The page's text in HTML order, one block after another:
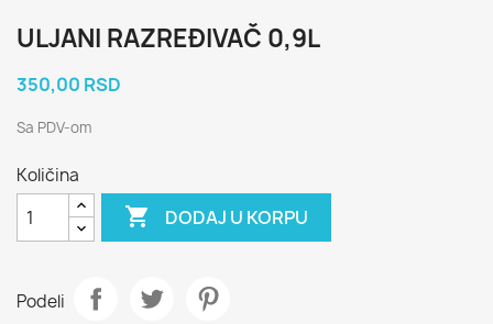
ULJANI RAZREĐIVAČ 0,9L
350,00 RSD
Sa PDV-om
Količina
 DODAJ U KORPU
Podeli